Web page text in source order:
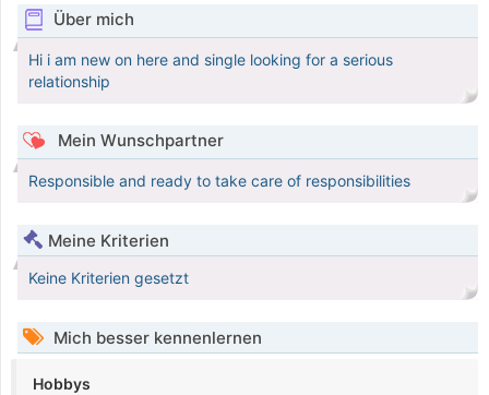
Über mich
Hi i am new on here and single looking for a serious
relationship
Mein Wunschpartner
Responsible and ready to take care of responsibilities
Meine Kriterien
Keine Kriterien gesetzt
Mich besser kennenlernen
Hobbys